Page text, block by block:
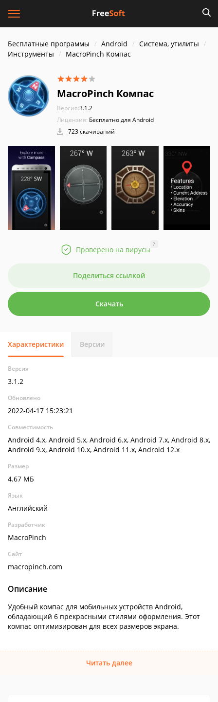
Бесплатные программы Android
Система, утилиты
Инструменты
MacroPinch Компас
MacroPinch Компас
Версия:3.1.2
Лицензия: Бесплатно для Android
723 скачиваний
Проверено на вирусы
?
Поделиться ссылкой
Скачать
Характеристики Версии
Версия
3.1.2
Обновлено
2022-04-17 15:23:21
Совместимость
Android 4.x, Android 5.x, Android 6.x, Android 7.x, Android 8.x,
Android 9.x, Android 10.x, Android 11.x, Android 12.x
Размер
4.67 МБ
Язык
Английский
Разработчик
MacroPinch
Сайт
macropinch.com
Описание
Удобный компас для мобильных устройств Android,
обладающий 6 прекрасными стилями оформления. Этот
компас оптимизирован для всех размеров экрана.
Читать далее